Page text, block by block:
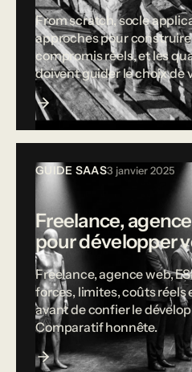
From scratch, socle
approches pour construire
compromis réels, et les
doivent guider le choix de
GUIDE SAAS3 janvier 2025
Freelance,
pour développer
Freelance, agence web,
forces, limites, coûts réels
avant de confier le
Comparatif honnête.